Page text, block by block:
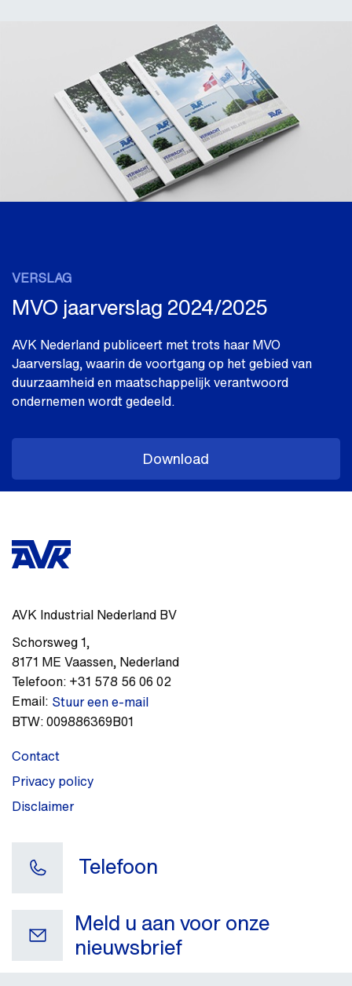
VERSLAG
MVO jaarverslag 2024/2025
AVK Nederland publiceert met trots haar MVO
Jaarverslag, waarin de voortgang op het gebied van
duurzaamheid en maatschappelijk verantwoord
ondernemen wordt gedeeld.
Download
AVK Industrial Nederland BV
Schorsweg 1,
8171 ME Vaassen, Nederland
Telefoon: +31 578 56 06 02
Email: Stuur een e-mail
BTW:009886369B01
Contact
Privacy policy
Disclaimer
Telefoon
Meld u aan voor onze
nieuwsbrief
Uw e-mail